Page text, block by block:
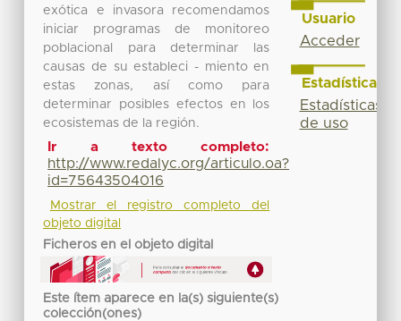
exótica e invasora recomendamos
iniciar programas de monitoreo
poblacional para determinar las
causas de su estableci - miento en
estas zonas, así como para
determinar posibles efectos en los
ecosistemas de la región.
Ir a texto completo:
http://www.redalyc.org/articulo.oa?
id=75643504016
Mostrar el registro completo del
objeto digital
Ficheros en el objeto digital
Este ítem aparece en la(s) siguiente(s)
colección(ones)
Usuario
Acceder
Estadísticas
Estadísticas
de uso